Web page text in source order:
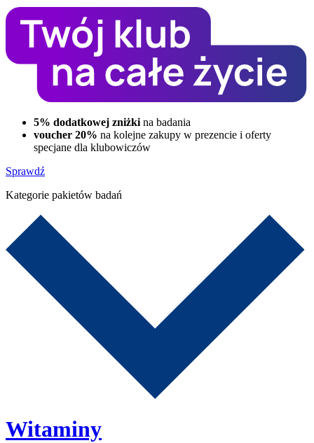
5% dodatkowej zniżki na badania
voucher 20% na kolejne zakupy w prezencie i oferty
specjane dla klubowiczów
Sprawdź
Kategorie pakietów badań
Witaminy